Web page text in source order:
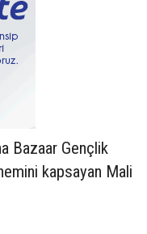
Bazaar Gençlik
kapsayan Mali